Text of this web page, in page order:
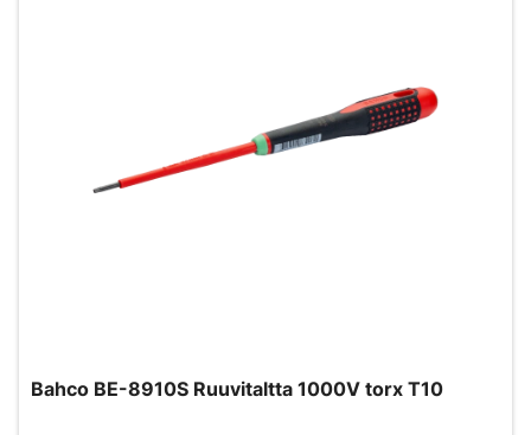
Bahco BE-8910S Ruuvitaltta 1000V torx T10